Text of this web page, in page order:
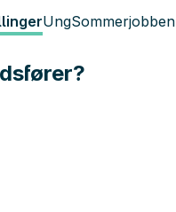
UngSommerjobben